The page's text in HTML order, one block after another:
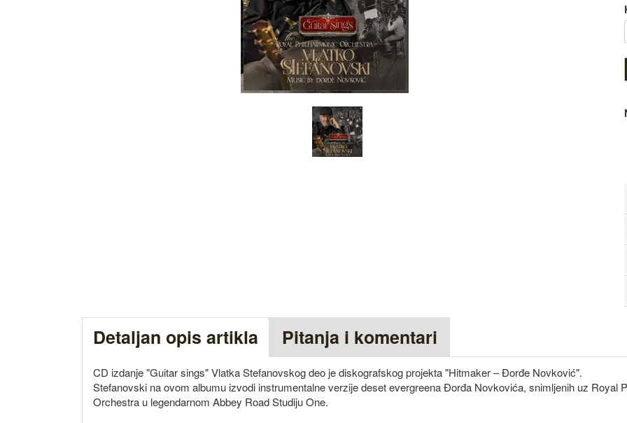
Detaljan opis artikla Pitanja i komentari
CD izdanje "Guitar sings" Vlatka Stefanovskog deo je diskografskog projekta "Hitmaker – Đorđe Novković".
Stefanovski na ovom albumu izvodi instrumentalne verzije deset evergreena Đorđa Novkovića, snimljenih uz Royal
Orchestra u legendarnom Abbey Road Studiju One.